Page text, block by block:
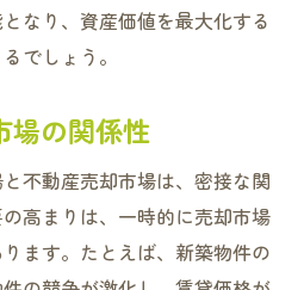
なり、資産価値を最大化する
でしょう。
場の関係性
不動産売却市場は、密接な関
高まりは、一時的に売却市場
ます。たとえば、新築物件の